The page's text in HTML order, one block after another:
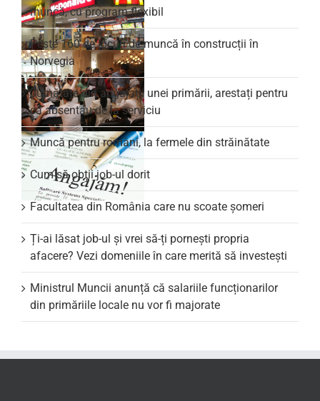
muncă, cu program flexibil
Peste 160 de locuri de muncă în construcții în
Norvegia
Jumătate din angajații unei primării, arestați pentru
că absentau de la serviciu
Muncă pentru români, la fermele din străinătate
Cum să obții job-ul dorit
Facultatea din România care nu scoate şomeri
Ți-ai lăsat job-ul și vrei să-ți pornești propria
afacere? Vezi domeniile în care merită să investești
Ministrul Muncii anunță că salariile funcționarilor
din primăriile locale nu vor fi majorate